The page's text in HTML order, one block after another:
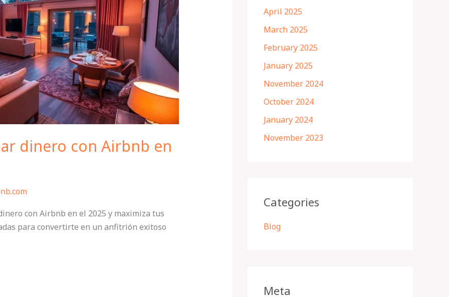
dinero con Airbnb en
con Airbnb en el 2025 y maximiza tus
para convertirte en un anfitrión exitoso
April 2025
March 2025
February 2025
January 2025
November 2024
October 2024
January 2024
November 2023
Categories
Blog
Meta